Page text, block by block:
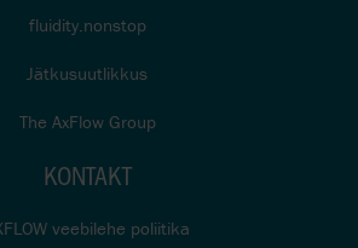
fluidity.nonstop
Jätkusuutlikkus
The AxFlow Group
KONTAKT
veebilehe poliitika